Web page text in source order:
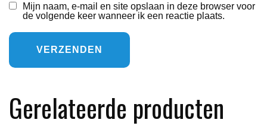
Mijn naam, e-mail en site opslaan in deze browser voor
de volgende keer wanneer ik een reactie plaats.
Gerelateerde producten